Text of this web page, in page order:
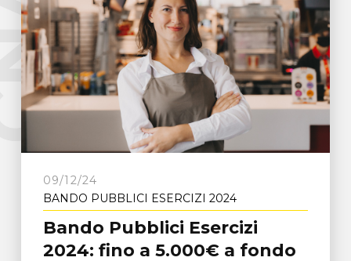
09/12/24
BANDO PUBBLICI ESERCIZI 2024
Bando Pubblici Esercizi
2024: fino a 5.000€ a fondo